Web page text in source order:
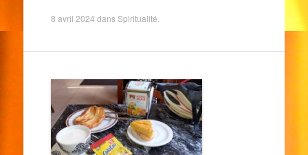
8 avril 2024 dansSpiritualité